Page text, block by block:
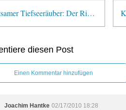
Seltsamer Tiefseeräuber: Der Riemenfisch
diesen Post
Einen Kommentar hinzufügen
Joachim Hantke 02/17/2010 18:28